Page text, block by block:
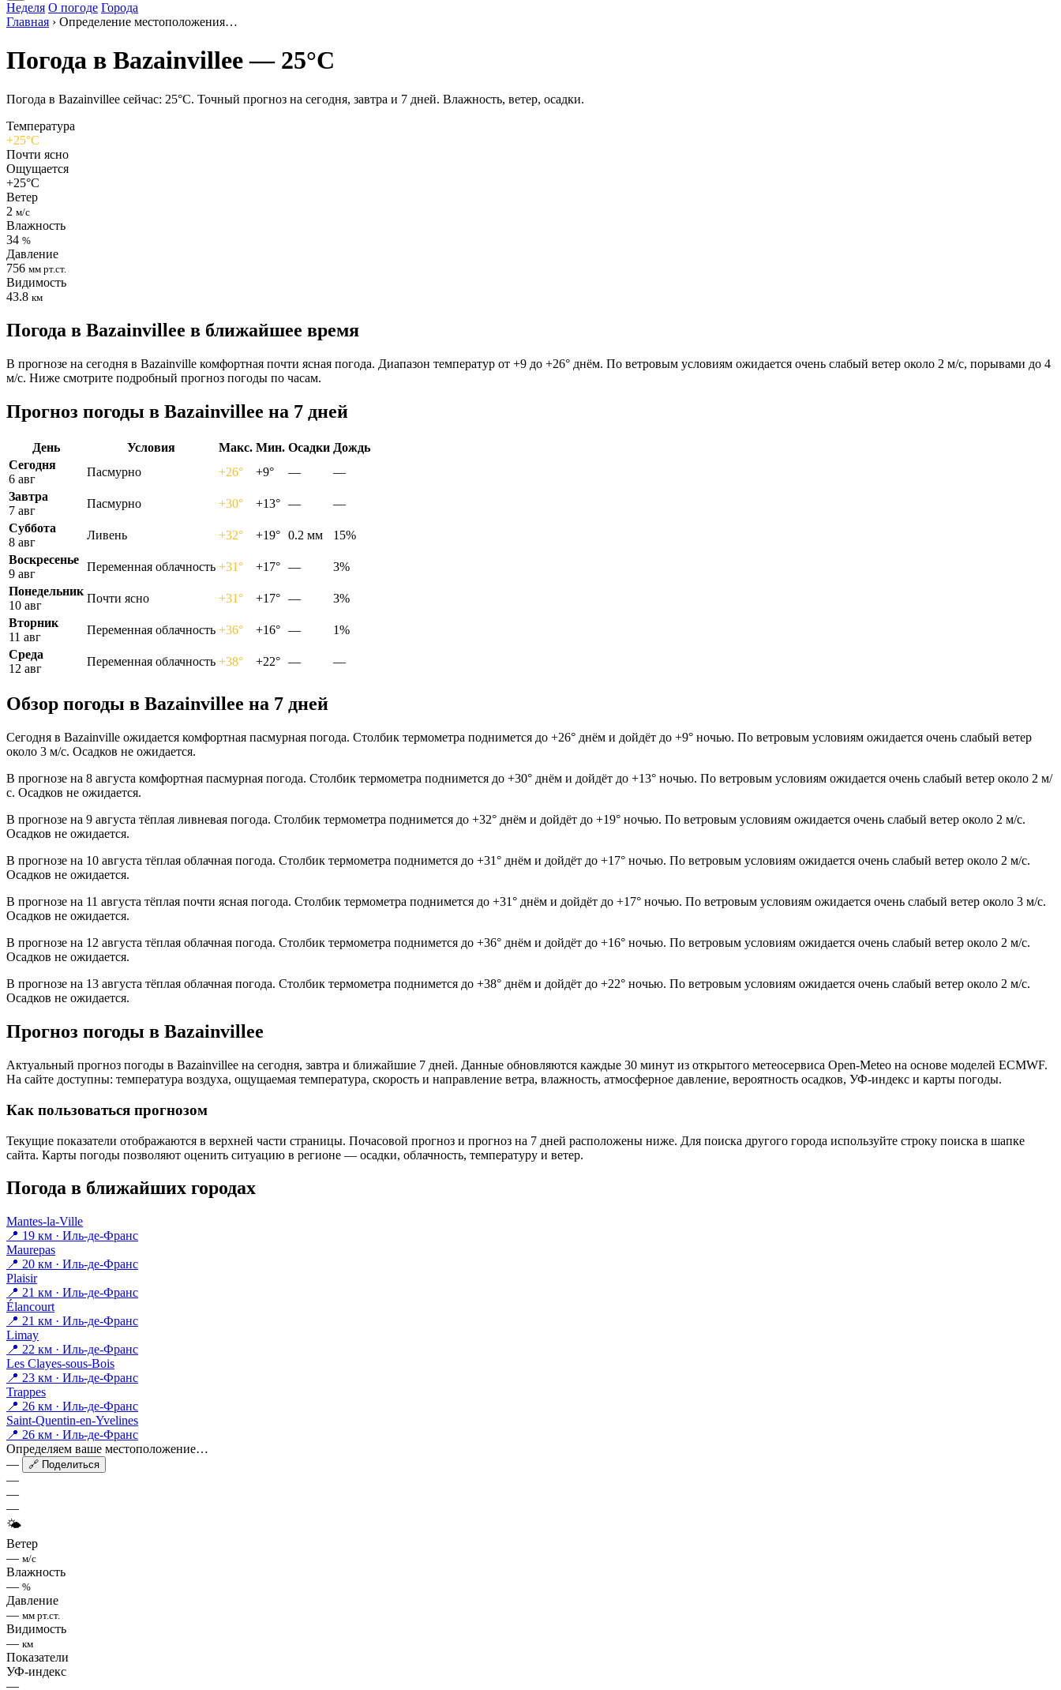
Неделя О погоде Города
Главная › Определение местоположения…
Погода в Bazainvilleе — 25°C
Погода в Bazainvilleе сейчас: 25°C. Точный прогноз на сегодня, завтра и 7 дней. Влажность, ветер, осадки.
Температура
+25°C
Почти ясно
Ощущается
+25°C
Ветер
2 м/с
Влажность
34 %
Давление
756 мм рт.ст.
Видимость
43.8 км
Погода в Bazainvilleе в ближайшее время
В прогнозе на сегодня в Bazainville комфортная почти ясная погода. Диапазон температур от +9 до +26° днём. По ветровым условиям ожидается очень слабый ветер около 2 м/с, порывами до 4
м/с. Ниже смотрите подробный прогноз погоды по часам.
Прогноз погоды в Bazainvilleе на 7 дней
День Условия Макс. Мин. Осадки Дождь
Сегодня
6 авг
Пасмурно +26° +9° —
—
Завтра
7 авг
Пасмурно +30° +13° —
—
Суббота
8 авг
Ливень +32° +19° 0.2 мм
15%
Воскресенье
9 авг
Переменная облачность +31° +17° —
3%
Понедельник
10 авг
Почти ясно +31° +17° —
3%
Вторник
11 авг
Переменная облачность +36° +16° —
1%
Среда
12 авг
Переменная облачность +38° +22° — —
Обзор погоды в Bazainvilleе на 7 дней
Сегодня в Bazainville ожидается комфортная пасмурная погода. Столбик термометра поднимется до +26° днём и дойдёт до +9° ночью. По ветровым условиям ожидается очень слабый ветер
около 3 м/с. Осадков не ожидается.
В прогнозе на 8 августа комфортная пасмурная погода. Столбик термометра поднимется до +30° днём и дойдёт до +13° ночью. По ветровым условиям ожидается очень слабый ветер около 2 м/
с. Осадков не ожидается.
В прогнозе на 9 августа тёплая ливневая погода. Столбик термометра поднимется до +32° днём и дойдёт до +19° ночью. По ветровым условиям ожидается очень слабый ветер около 2 м/с.
Осадков не ожидается.
В прогнозе на 10 августа тёплая облачная погода. Столбик термометра поднимется до +31° днём и дойдёт до +17° ночью. По ветровым условиям ожидается очень слабый ветер около 2 м/с.
Осадков не ожидается.
В прогнозе на 11 августа тёплая почти ясная погода. Столбик термометра поднимется до +31° днём и дойдёт до +17° ночью. По ветровым условиям ожидается очень слабый ветер около 3 м/с.
Осадков не ожидается.
В прогнозе на 12 августа тёплая облачная погода. Столбик термометра поднимется до +36° днём и дойдёт до +16° ночью. По ветровым условиям ожидается очень слабый ветер около 2 м/с.
Осадков не ожидается.
В прогнозе на 13 августа тёплая облачная погода. Столбик термометра поднимется до +38° днём и дойдёт до +22° ночью. По ветровым условиям ожидается очень слабый ветер около 2 м/с.
Осадков не ожидается.
Прогноз погоды в Bazainvilleе
Актуальный прогноз погоды в Bazainvilleе на сегодня, завтра и ближайшие 7 дней. Данные обновляются каждые 30 минут из открытого метеосервиса Open-Meteo на основе моделей ECMWF.
На сайте доступны: температура воздуха, ощущаемая температура, скорость и направление ветра, влажность, атмосферное давление, вероятность осадков, УФ-индекс и карты погоды.
Как пользоваться прогнозом
Текущие показатели отображаются в верхней части страницы. Почасовой прогноз и прогноз на 7 дней расположены ниже. Для поиска другого города используйте строку поиска в шапке
сайта. Карты погоды позволяют оценить ситуацию в регионе — осадки, облачность, температуру и ветер.
Погода в ближайших городах
Mantes-la-Ville
📍 19 км · Иль-де-Франс
Maurepas
📍 20 км · Иль-де-Франс
Plaisir
📍 21 км · Иль-де-Франс
Élancourt
📍 21 км · Иль-де-Франс
Limay
📍 22 км · Иль-де-Франс
Les Clayes-sous-Bois
📍 23 км · Иль-де-Франс
Trappes
📍 26 км · Иль-де-Франс
Saint-Quentin-en-Yvelines
📍 26 км · Иль-де-Франс
Определяем ваше местоположение…
—
🔗 Поделиться
—
—
—
🌤
Ветер
— м/с
Влажность
— %
Давление
— мм рт.ст.
Видимость
— км
Показатели
УФ-индекс
—